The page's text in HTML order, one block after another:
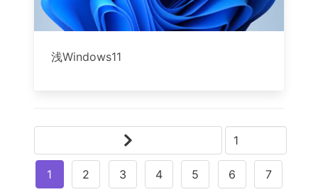
浅Windows11
1 2 3 4 5 6 7